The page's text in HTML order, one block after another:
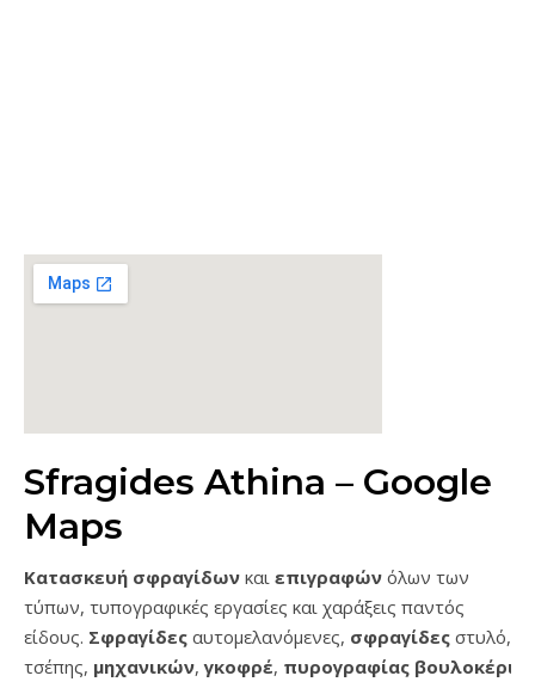
Sfragides Athina – Google
Maps
Κατασκευή σφραγίδων και επιγραφών όλων των
τύπων, τυπογραφικές εργασίες και χαράξεις παντός
είδους. Σφραγίδες αυτομελανόμενες, σφραγίδες στυλό,
τσέπης, μηχανικών,γκοφρέ, πυρογραφίας βουλοκέρι